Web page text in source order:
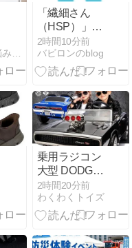
「繊細さん
（HSP）」は
仕事が辛い？
向いてる環境
の選び方と強
ツ
2時間10分前
バビロンのblog
乗用ラジコン
大型 DODGE
CHARGER
R/T 1970の魅
力解説
2時間20分前
わくわくトイズ